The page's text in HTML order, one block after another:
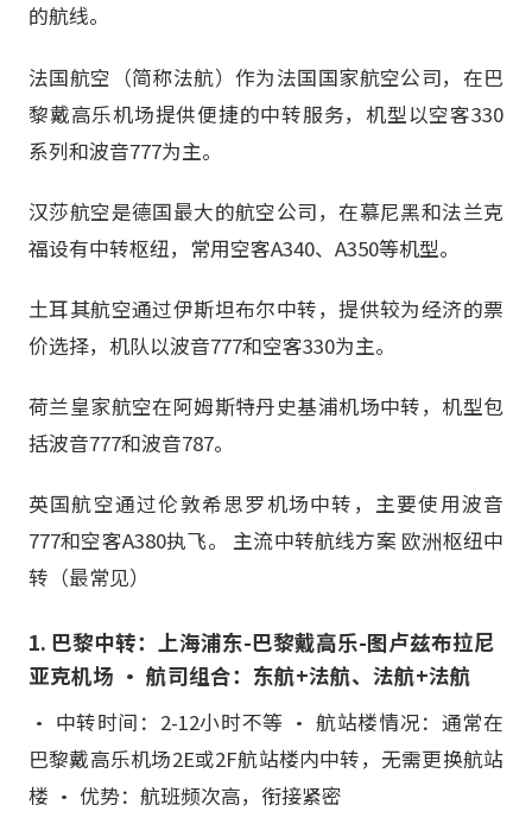
的航线。
法国航空（简称法航）作为法国国家航空公司，在巴
黎戴高乐机场提供便捷的中转服务，机型以空客330
系列和波音777为主。
汉莎航空是德国最大的航空公司，在慕尼黑和法兰克
福设有中转枢纽，常用空客A340、A350等机型。
土耳其航空通过伊斯坦布尔中转，提供较为经济的票
价选择，机队以波音777和空客330为主。
荷兰皇家航空在阿姆斯特丹史基浦机场中转，机型包
括波音777和波音787。
英国航空通过伦敦希思罗机场中转，主要使用波音
777和空客A380执飞。 主流中转航线方案 欧洲枢纽中
转（最常见）
1. 巴黎中转：上海浦东-巴黎戴高乐-图卢兹布拉尼
亚克机场 • 航司组合：东航+法航、法航+法航
• 中转时间：2-12小时不等 • 航站楼情况：通常在
巴黎戴高乐机场2E或2F航站楼内中转，无需更换航站
楼 • 优势：航班频次高，衔接紧密